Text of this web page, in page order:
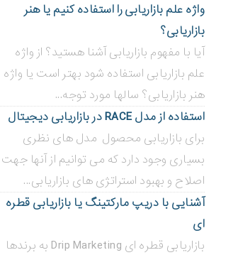
واژه علم بازاریابی را استفاده کنیم یا هنر
بازاریابی؟
آیا با مفهوم بازاریابی آشنا هستید؟ از واژه
علم بازاریابی استفاده شود بهتر است یا واژه
هنر بازاریابی؟ سالها مورد توجه...
استفاده از مدل RACE در بازاریابی دیجیتال
برای بازاریابی محصول مدل های نظری
بسیاری وجود دارد که می توانیم از آنها جهت
اصلاح و بهبود استراتژی های بازاریابی...
آشنایی با دریپ مارکتینگ یا بازاریابی قطره
ای
بازاریابی قطره ای Drip Marketing به برندها